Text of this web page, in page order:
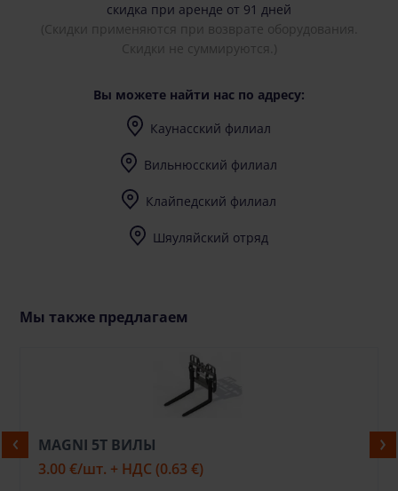
скидка при аренде от 91 дней
(Скидки применяются при возврате оборудования.
Скидки не суммируются.)
Вы можете найти нас по адресу:
Каунасский филиал
Вильнюсский филиал
Клайпедский филиал
Шяуляйский отряд
Мы также предлагаем
MAGNI 5Т ВИЛЫ
3.00 €/шт. + НДС (0.63 €)